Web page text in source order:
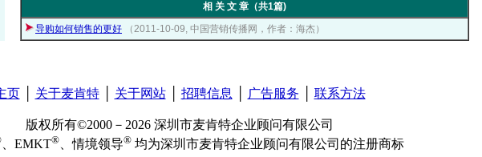
相 关 文 章（共1篇)
导购如何销售的更好
（2011-10-09, 中国营销传播网，作者：海杰）
页│ 关于麦肯特│ 关于网站│ 招聘信息 广告服务 联系方法
版权所有©2000－2026 深圳市麦肯特企业顾问有限公司
、EMKT® 、情境领导® 均为深圳市麦肯特企业顾问有限公司的注册商标